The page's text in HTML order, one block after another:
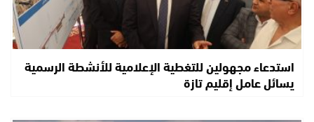
استدعاء مجهولين للتغطية الإعلامية للأنشطة الرسمية
يسائل عامل إقليم تازة